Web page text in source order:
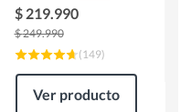
$ 219.990
$249.990
(149)
Ver producto